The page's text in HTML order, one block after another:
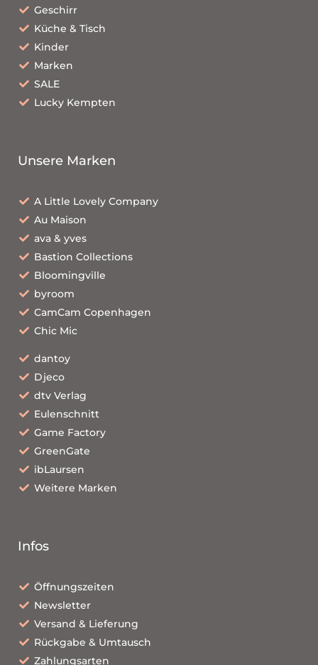
Geschirr
Küche & Tisch
Kinder
Marken
SALE
Lucky Kempten
Unsere Marken
A Little Lovely Company
Au Maison
ava & yves
Bastion Collections
Bloomingville
byroom
CamCam Copenhagen
Chic Mic
dantoy
Djeco
dtv Verlag
Eulenschnitt
Game Factory
GreenGate
ibLaursen
Weitere Marken
Infos
Öffnungszeiten
Newsletter
Versand & Lieferung
Rückgabe & Umtausch
Zahlungsarten